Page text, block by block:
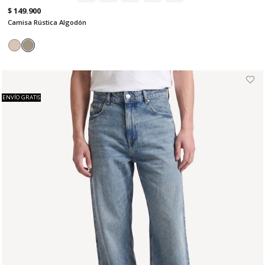
$ 149.900
Camisa Rústica Algodón
ENVÍO GRATIS